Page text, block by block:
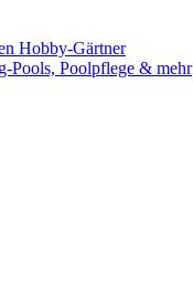
Hobby-Gärtner
Pools, Poolpflege & mehr